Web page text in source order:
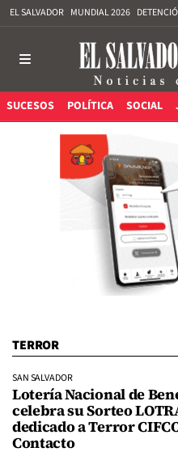
EL SALVADOR MUNDIAL 2026
SUCESOS POLÍTICA SOCIAL
TERROR
SAN SALVADOR
Lotería Nacional de
celebra su Sorteo
dedicado a Terror
Contacto